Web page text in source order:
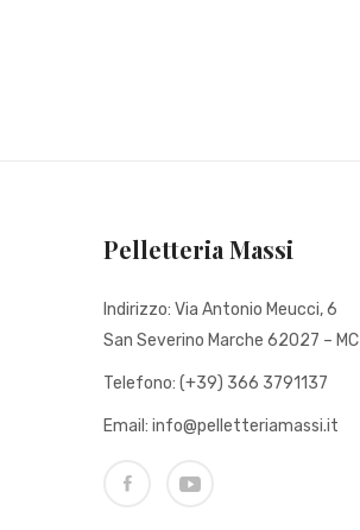
Pelletteria Massi
Indirizzo: Via Antonio Meucci, 6
San Severino Marche 62027 – MC
Telefono: (+39) 366 3791137
Email: info@pelletteriamassi.it